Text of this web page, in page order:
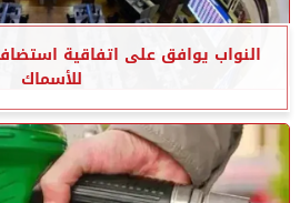
النواب يوافق على اتفاقية
للأسماك